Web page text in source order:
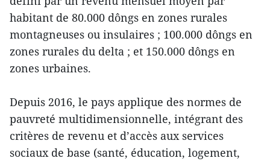
habitant de 80.000 dôngs en zones rurales
montagneuses ou insulaires ; 100.000 dôngs en
zones rurales du delta ; et 150.000 dôngs en
zones urbaines.
Depuis 2016, le pays applique des normes de
pauvreté multidimensionnelle, intégrant des
critères de revenu et d’accès aux services
sociaux de base (santé, éducation, logement,